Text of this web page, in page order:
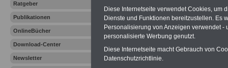
Ratgeber
Publikationen
OnlineBücher
Download-Center
Newsletter
öffentlichen Dienst
Berufsunfähigkeitsabsicherung
-Krankenzusatzversicherung
Online-Vergleich Gesetzliche
Krankenkassen
Diese Internetseite verwendet Cookies, um
Dienste und Funktionen bereitzustellen. Es
Personalisierung von Anzeigen verwendet
personalisierte Werbung genutzt.
Diese Internetseite macht Gebrauch von
Datenschutzrichtlinie.